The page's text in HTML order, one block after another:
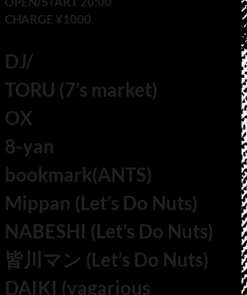
CHARGE ¥1000
DJ/
TORU (7’s market)
OX
8-yan
bookmark(ANTS)
Mippan (Let’s Do Nuts)
NABESHI (Let’s Do Nuts)
皆川マン (Let’s Do Nuts)
DAIKI (vagarious